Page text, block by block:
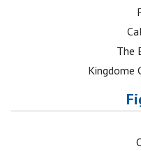
The
Kingdome